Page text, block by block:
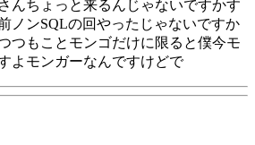
んちょっと来るんじゃないですかす
ノンSQLの回やったじゃないですか
つもことモンゴだけに限ると僕今モ
よモンガーなんですけどで